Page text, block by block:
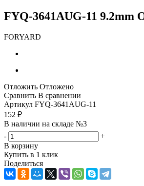
FYQ-3641AUG-11 9.2mm
FORYARD
Отложить Отложено
Сравнить В сравнении
Артикул FYQ-3641AUG-11
152 ₽
В наличии на складе №3
-
+
В корзину
Купить в 1 клик
Поделиться